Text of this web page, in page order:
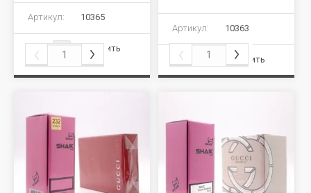
Артикул: 10365
Сравнить
Артикул: 10363
Сравнить